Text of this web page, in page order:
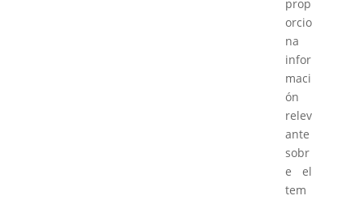
prop
orcio
na
infor
maci
ón
relev
ante
sobr
e el
tem